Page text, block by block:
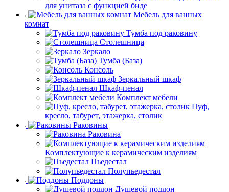
для унитаза с функцией биде
Мебель для ванных
комнат
Тумба под раковину
Столешница
Зеркало
Тумба (База)
Консоль
Зеркальный шкаф
Шкаф-пенал
Комплект мебели
Пуф,
кресло, табурет, этажерка, столик
Раковины
Раковина
Комплектующие к керамическим изделиям
Пьедестал
Полупьедестал
Поддоны
Душевой поддон